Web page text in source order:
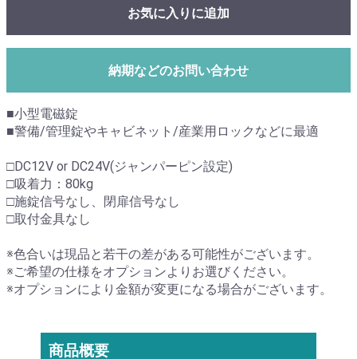
お気に入りに追加
納期などのお問い合わせ
■小型電磁錠
■警備/管理錠やキャビネット/産業用ロックなどに最適
□DC12V or DC24V(ジャンパーピン設定)
□吸着力：80kg
□施錠信号なし、閉扉信号なし
□取付金具なし
※色合いは現品と若干の差がある可能性がございます。
※ご希望の仕様をオプションよりお選びください。
※オプションにより金額が変更になる場合がございます。
商品概要